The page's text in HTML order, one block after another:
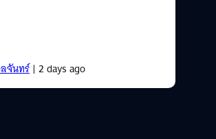
จันทร์| 2 days ago